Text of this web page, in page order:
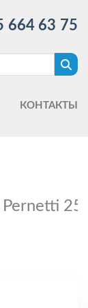
664 63 75
КОНТАКТЫ